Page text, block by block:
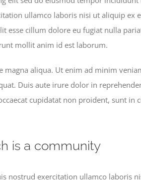
ullamco laboris nisi ut aliquip ex
cillum dolore eu fugiat nulla
mollit anim id est laborum.
aliqua. Ut enim ad minim
Duis aute irure dolor in
cupidatat non proident, sunt in
is a community
nostrud exercitation ullamco laboris